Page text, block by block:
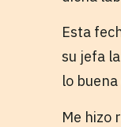
Esta
su jefa
lo buena
Me hizo